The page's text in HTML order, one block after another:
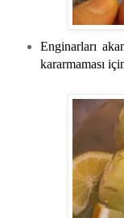
Enginarları
kararmaması